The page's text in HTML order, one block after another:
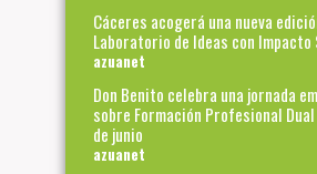
Cáceres acogerá una nueva
Laboratorio de Ideas con Impacto
azuanet
Don Benito celebra una jornada
sobre Formación Profesional
de junio
azuanet